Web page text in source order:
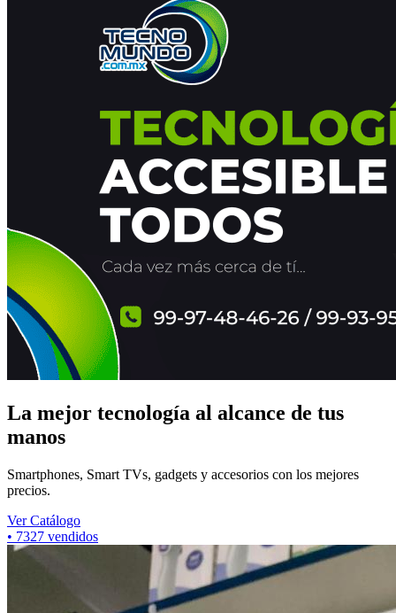
La mejor tecnología al alcance de tus
manos
Smartphones, Smart TVs, gadgets y accesorios con los mejores
precios.
Ver Catálogo
• 7324 vendidos